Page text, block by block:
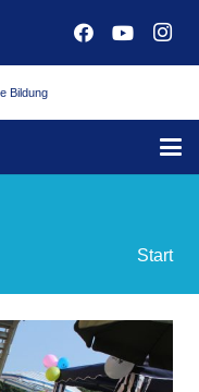
Bildung
Start